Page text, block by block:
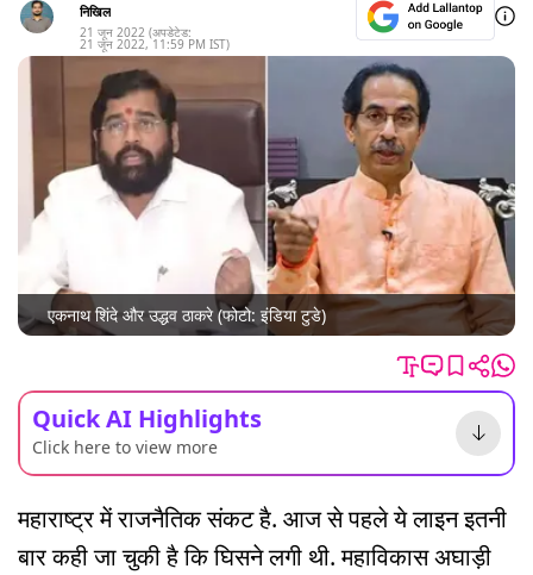
निखिल
21 जून 2022 (अपडेटेड:
21 जून 2022, 11:59 PM IST)
एकनाथ शिंदे और उद्धव ठाकरे (फोटो: इंडिया टुडे)
Quick AI Highlights
Click here to view more
महाराष्ट्र में राजनैतिक संकट है. आज से पहले ये लाइन इतनी
बार कही जा चुकी है कि घिसने लगी थी. महाविकास अघाड़ी